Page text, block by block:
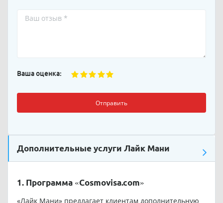
Ваша оценка:
Отправить
Дополнительные услуги Лайк Мани
1. Программа «Cosmovisa.com»
«Лайк Мани» предлагает клиентам дополнительную